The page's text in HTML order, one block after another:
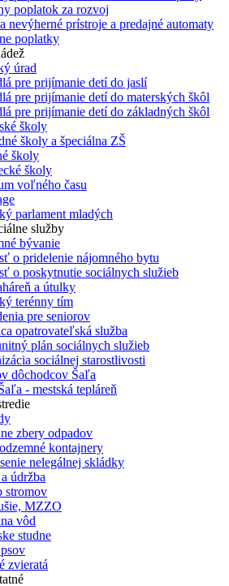
poplatok za rozvoj
nevýherné prístroje a predajné automaty
poplatky
úrad
pre prijímanie detí do jaslí
pre prijímanie detí do materských škôl
pre prijímanie detí do základných škôl
školy
školy a špeciálna ZŠ
školy
školy
voľného času
parlament mladých
služby
bývanie
o pridelenie nájomného bytu
o poskytnutie sociálnych služieb
a útulky
terénny tím
pre seniorov
opatrovateľská služba
plán sociálnych služieb
sociálnej starostlivosti
dôchodcov Šaľa
- mestská tepláreň
zbery odpadov
kontajnery
nelegálnej skládky
údržba
stromov
MZZO
vôd
studne
zvieratá